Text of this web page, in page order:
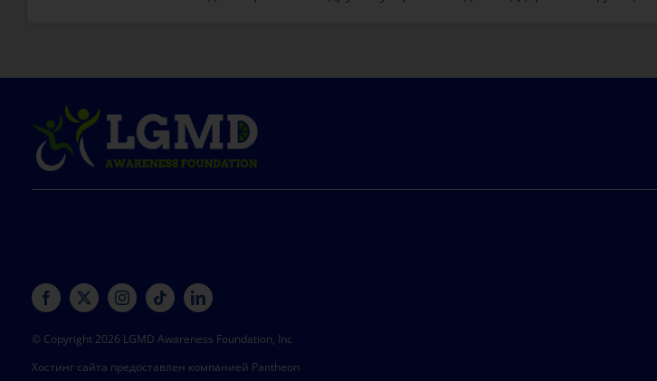
© Copyright 2026 LGMD Awareness Foundation, Inc
Хостинг сайта предоставлен компанией Pantheon